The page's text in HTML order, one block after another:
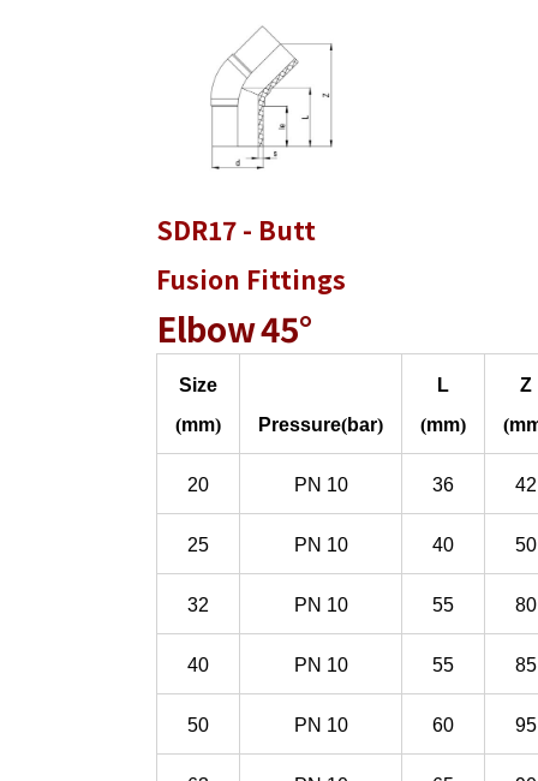
SDR17 - Butt
Fusion Fittings
Elbow 45°
Size
(mm) Pressure(bar)
L
(mm)
Z
(
20 PN 10 36 42
25 PN 10 40 50
32 PN 10 55 80
40 PN 10 55 85
50 PN 10 60 95